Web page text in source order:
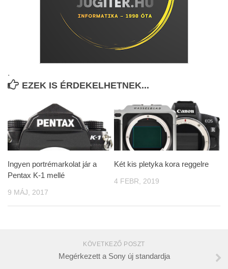
.
EZEK IS ÉRDEKELHETNEK...
Ingyen portrémarkolat jár a
Pentax K-1 mellé
9 MÁJ, 2017
Két kis pletyka kora reggelre
4 FEBR, 2019
KÖVETKEZŐ POSZT
Megérkezett a Sony új standardja